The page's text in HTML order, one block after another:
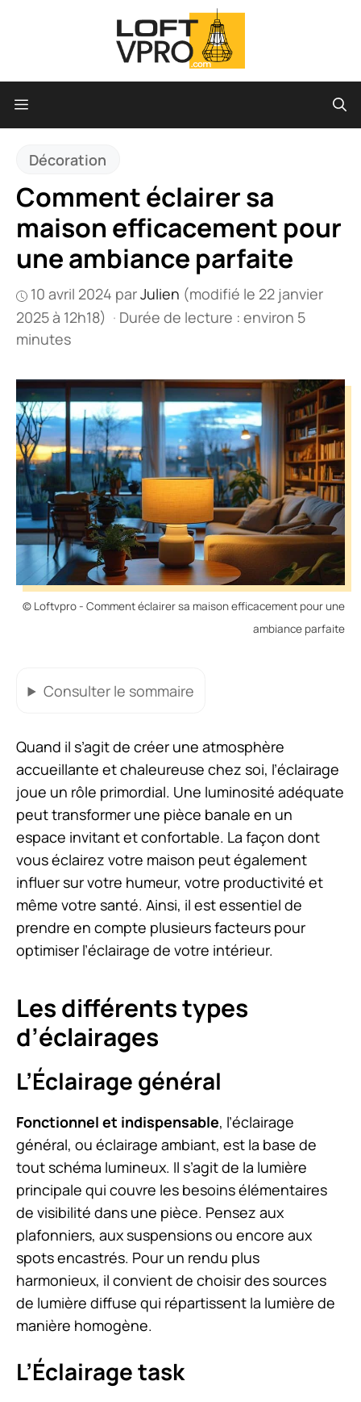
Menu
Décoration
Comment éclairer sa
maison efficacement pour
une ambiance parfaite
10 avril 2024 parJulien (modifié le 22 janvier
2025 à 12h18) · Durée de lecture : environ 5
minutes
© Loftvpro - Comment éclairer sa maison efficacement pour une
ambiance parfaite
Consulter le sommaire
Quand il s’agit de créer une atmosphère
accueillante et chaleureuse chez soi, l’éclairage
joue un rôle primordial. Une luminosité adéquate
peut transformer une pièce banale en un
espace invitant et confortable. La façon dont
vous éclairez votre maison peut également
influer sur votre humeur, votre productivité et
même votre santé. Ainsi, il est essentiel de
prendre en compte plusieurs facteurs pour
optimiser l’éclairage de votre intérieur.
Les différents types
d’éclairages
L’Éclairage général
Fonctionnel et indispensable, l’éclairage
général, ou éclairage ambiant, est la base de
tout schéma lumineux. Il s’agit de la lumière
principale qui couvre les besoins élémentaires
de visibilité dans une pièce. Pensez aux
plafonniers, aux suspensions ou encore aux
spots encastrés. Pour un rendu plus
harmonieux, il convient de choisir des sources
de lumière diffuse qui répartissent la lumière de
manière homogène.
L’Éclairage task